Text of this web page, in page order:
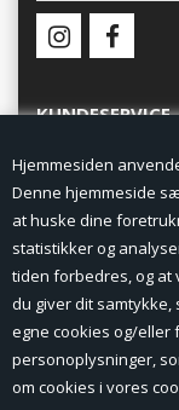
Denne hjemmeside
at huske dine
statistikker og
tiden forbedres, og at
du giver dit
egne cookies og/eller
personoplysninger,
om cookies i vores
KUNDESERVICE
Forside
Min Konto
Nyheder
Vilkår og
Profil